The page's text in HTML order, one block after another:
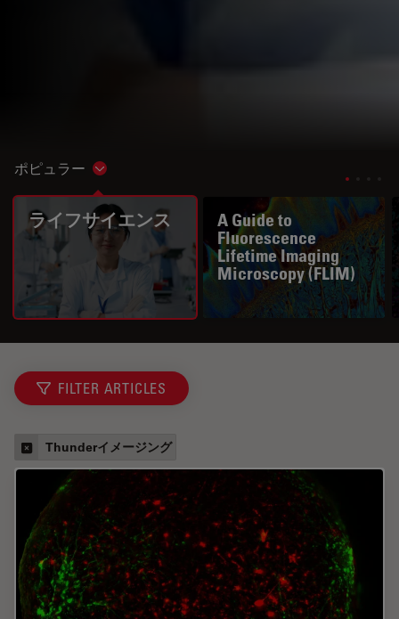
ポピュラー Show subnavigation
ライフサイエンス
A Guide to
Fluorescence
Lifetime Imaging
Microscopy (FLIM)
FILTER ARTICLES
Thunderイメージング